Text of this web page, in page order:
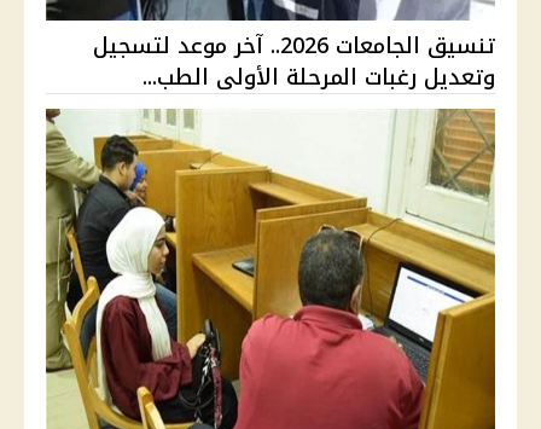
تنسيق الجامعات 2026.. آخر موعد لتسجيل
وتعديل رغبات المرحلة الأولى الطب...